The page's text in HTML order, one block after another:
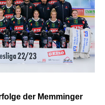
der Memminger